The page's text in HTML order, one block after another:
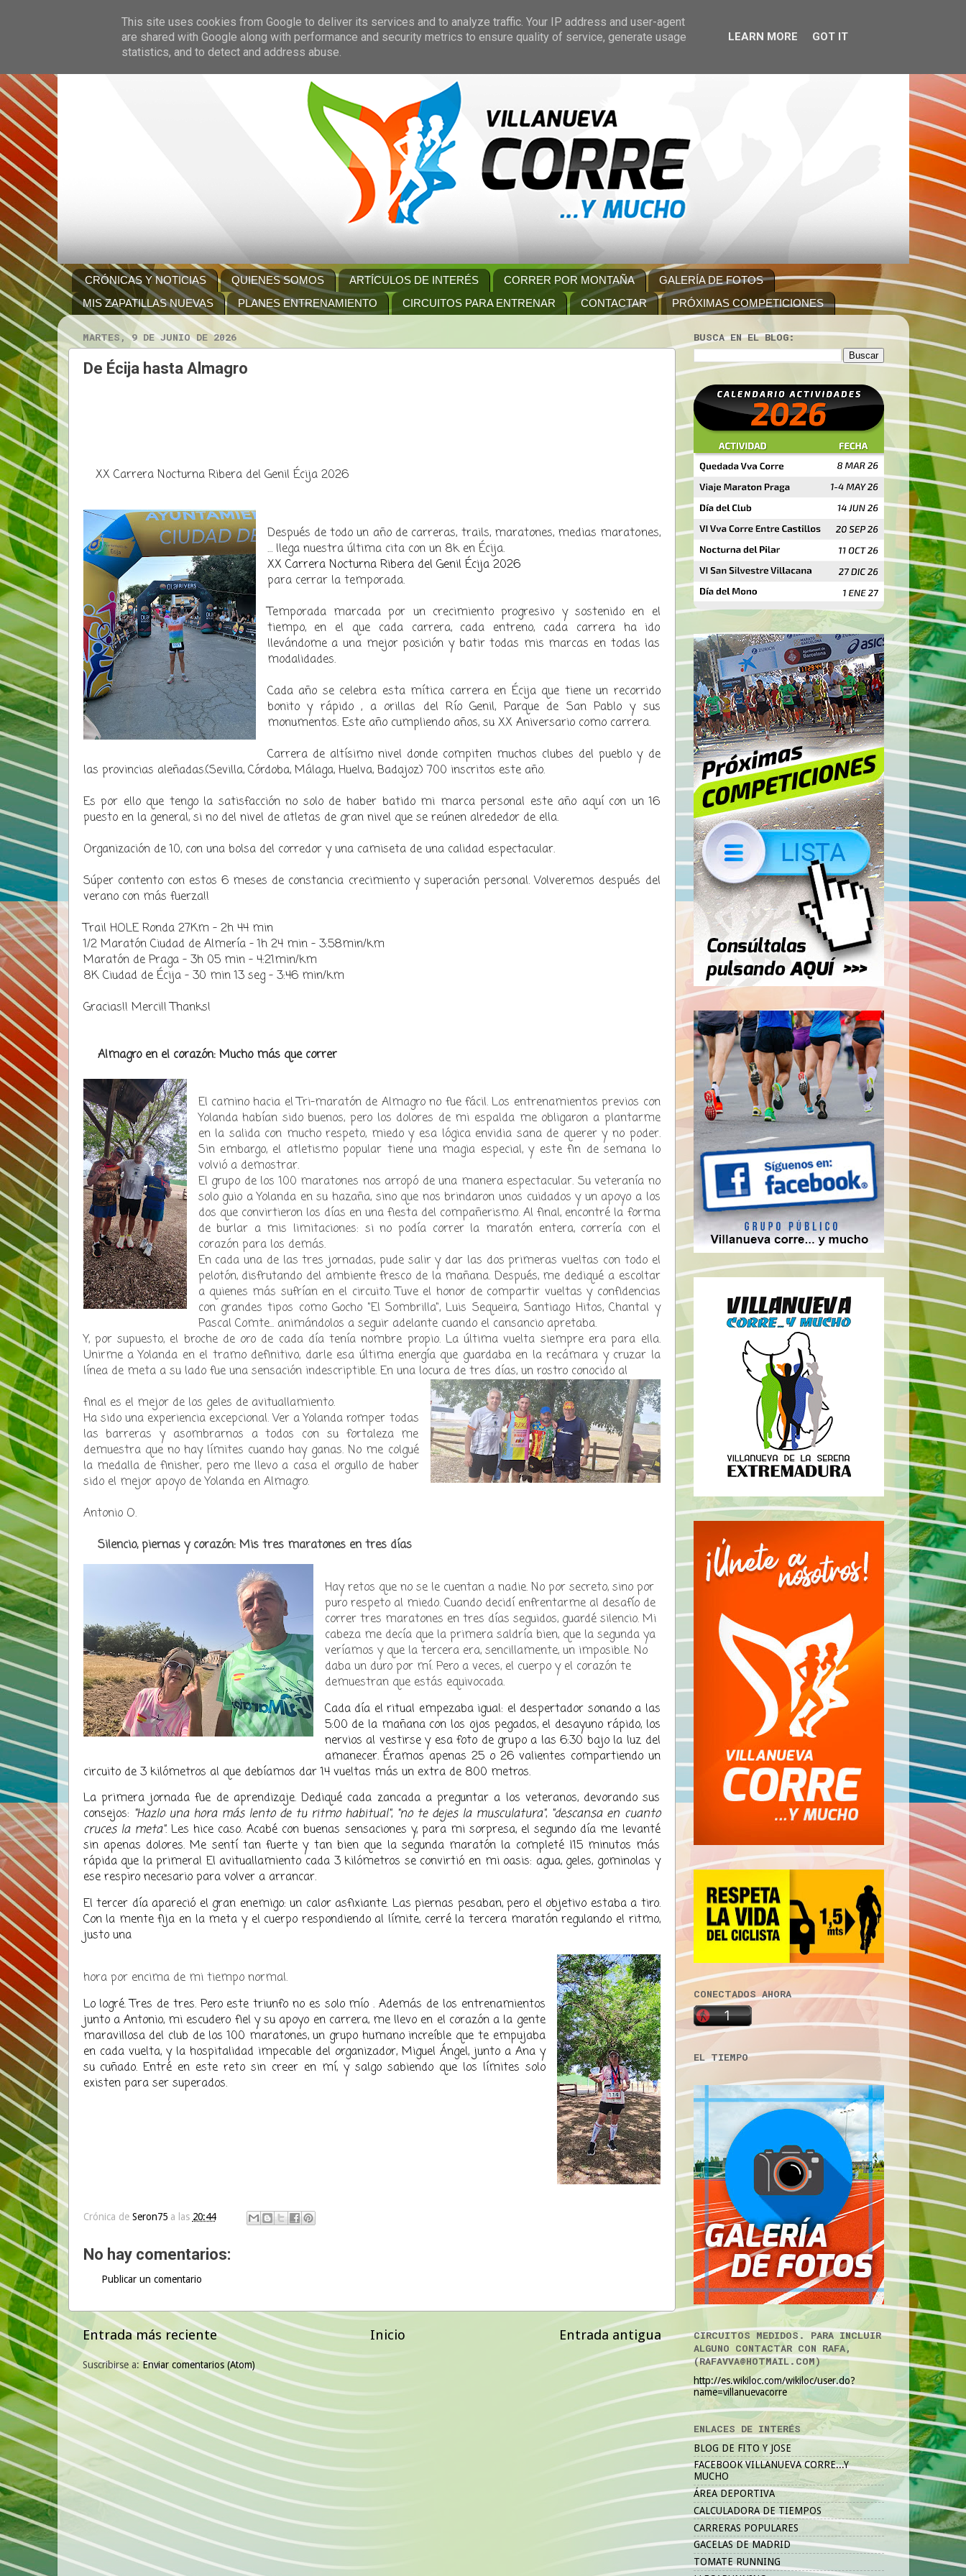
CRÓNICAS Y NOTICIAS QUIENES SOMOS ARTÍCULOS DE INTERÉS CORRER POR MONTAÑA
GALERÍA DE FOTOS
MIS ZAPATILLAS NUEVAS
PLANES ENTRENAMIENTO CIRCUITOS PARA ENTRENAR CONTACTAR PRÓXIMAS COMPETICIONES
MARTES, 9 DE JUNIO DE 2026
De Écija hasta Almagro
XX Carrera Nocturna Ribera del Genil Écija 2026
Después de todo un año de carreras, trails, maratones, medias maratones,
… llega nuestra última cita con un 8k en Écija.
XX Carrera Nocturna Ribera del Genil Écija 2026
para cerrar la temporada.
Temporada marcada por un crecimiento progresivo y sostenido en el
tiempo, en el que cada carrera, cada entreno, cada carrera ha ido
llevándome a una mejor posición y batir todas mis marcas en todas las
modalidades.
Cada año se celebra esta mítica carrera en Écija que tiene un recorrido
bonito y rápido , a orillas del Río Genil, Parque de San Pablo y sus
monumentos. Este año cumpliendo años, su XX Aniversario como carrera.
Carrera de altísimo nivel donde compiten muchos clubes del pueblo y de
las provincias aleñadas.(Sevilla, Córdoba, Málaga, Huelva, Badajoz) 700 inscritos este año.
Es por ello que tengo la satisfacción no solo de haber batido mi marca personal este año aquí con un 16
puesto en la general, si no del nivel de atletas de gran nivel que se reúnen alrededor de ella.
Organización de 10, con una bolsa del corredor y una camiseta de una calidad espectacular.
Súper contento con estos 6 meses de constancia crecimiento y superación personal. Volveremos después del
verano con más fuerza!!
Trail HOLE Ronda 27Km - 2h 44 min
1/2 Maratón Ciudad de Almería - 1h 24 min - 3:58min/km
Maratón de Praga - 3h 05 min - 4:21min/km
8K Ciudad de Écija - 30 min 13 seg - 3:46 min/km
Gracias!! Merci!! Thanks!
Almagro en el corazón: Mucho más que correr
El camino hacia el Tri-maratón de Almagro no fue fácil. Los entrenamientos previos con
Yolanda habían sido buenos, pero los dolores de mi espalda me obligaron a plantarme
en la salida con mucho respeto, miedo y esa lógica envidia sana de querer y no poder.
Sin embargo, el atletismo popular tiene una magia especial, y este fin de semana lo
volvió a demostrar.
​El grupo de los 100 maratones nos arropó de una manera espectacular. Su veteranía no
solo guio a Yolanda en su hazaña, sino que nos brindaron unos cuidados y un apoyo a los
dos que convirtieron los días en una fiesta del compañerismo. Al final, encontré la forma
de burlar a mis limitaciones: si no podía correr la maratón entera, correría con el
corazón para los demás.
​En cada una de las tres jornadas, pude salir y dar las dos primeras vueltas con todo el
pelotón, disfrutando del ambiente fresco de la mañana. Después, me dediqué a escoltar
a quienes más sufrían en el circuito. Tuve el honor de compartir vueltas y confidencias
con grandes tipos como Gocho "El Sombrilla", Luis Sequeira, Santiago Hitos, Chantal y
Pascal Comte... animándolos a seguir adelante cuando el cansancio apretaba.
​Y, por supuesto, el broche de oro de cada día tenía nombre propio. La última vuelta siempre era para ella.
Unirme a Yolanda en el tramo definitivo, darle esa última energía que guardaba en la recámara y cruzar la
línea de meta a su lado fue una sensación indescriptible. En una locura de tres días, un rostro conocido al
final es el mejor de los geles de avituallamiento.
​Ha sido una experiencia excepcional. Ver a Yolanda romper todas
las barreras y asombrarnos a todos con su fortaleza me
demuestra que no hay límites cuando hay ganas. No me colgué
la medalla de finisher, pero me llevo a casa el orgullo de haber
sido el mejor apoyo de Yolanda en Almagro.
Antonio O.
Silencio, piernas y corazón: Mis tres maratones en tres días
​Hay retos que no se le cuentan a nadie. No por secreto, sino por
puro respeto al miedo. Cuando decidí enfrentarme al desafío de
correr tres maratones en tres días seguidos, guardé silencio. Mi
cabeza me decía que la primera saldría bien, que la segunda ya
veríamos y que la tercera era, sencillamente, un imposible. No
daba un duro por mí. Pero a veces, el cuerpo y el corazón te
demuestran que estás equivocada.
​Cada día el ritual empezaba igual: el despertador sonando a las
5:00 de la mañana con los ojos pegados, el desayuno rápido, los
nervios al vestirse y esa foto de grupo a las 6:30 bajo la luz del
amanecer. Éramos apenas 25 o 26 valientes compartiendo un
circuito de 3 kilómetros al que debíamos dar 14 vueltas más un extra de 800 metros.
​La primera jornada fue de aprendizaje. Dediqué cada zancada a preguntar a los veteranos, devorando sus
consejos: "Hazlo una hora más lento de tu ritmo habitual", "no te dejes la musculatura", "descansa en cuanto
cruces la meta". Les hice caso. Acabé con buenas sensaciones y, para mi sorpresa, el segundo día me levanté
sin apenas dolores. Me sentí tan fuerte y tan bien que la segunda maratón la completé ¡15 minutos más
rápida que la primera! El avituallamiento cada 3 kilómetros se convirtió en mi oasis: agua, geles, gominolas y
ese respiro necesario para volver a arrancar.
​El tercer día apareció el gran enemigo: un calor asfixiante. Las piernas pesaban, pero el objetivo estaba a tiro.
Con la mente fija en la meta y el cuerpo respondiendo al límite, cerré la tercera maratón regulando el ritmo,
justo una
hora por encima de mi tiempo normal.
​Lo logré. Tres de tres. Pero este triunfo no es solo mío . Además de los entrenamientos
junto a Antonio, mi escudero fiel y su apoyo en carrera, me llevo en el corazón a la gente
maravillosa del club de los 100 maratones, un grupo humano increíble que te empujaba
en cada vuelta, y la hospitalidad impecable del organizador, Miguel Ángel, junto a Ana y
su cuñado. Entré en este reto sin creer en mí, y salgo sabiendo que los límites solo
existen para ser superados.
Crónica de Seron75 a las 20:44
No hay comentarios:
Publicar un comentario
Entrada más reciente Entrada antigua
Inicio
Suscribirse a:Enviar comentarios (Atom)
BUSCA EN EL BLOG:
CONECTADOS AHORA
EL TIEMPO
CIRCUITOS MEDIDOS. PARA INCLUIR
ALGUNO CONTACTAR CON RAFA,
(RAFAVVA@HOTMAIL.COM)
http://es.wikiloc.com/wikiloc/user.do?
name=villanuevacorre
ENLACES DE INTERÉS
BLOG DE FITO Y JOSE
FACEBOOK VILLANUEVA CORRE...Y
MUCHO
ÁREA DEPORTIVA
CALCULADORA DE TIEMPOS
CARRERAS POPULARES
GACELAS DE MADRID
TOMATE RUNNING
This site uses cookies from Google to deliver its services and to analyze traffic. Your IP address and user-agent
are shared with Google along with performance and security metrics to ensure quality of service, generate usage
statistics, and to detect and address abuse.
LEARN MORE GOT IT